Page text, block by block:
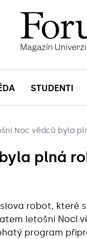
STUDENTI
Noc vědců byla
plná
robot, které
letošní Noci
program